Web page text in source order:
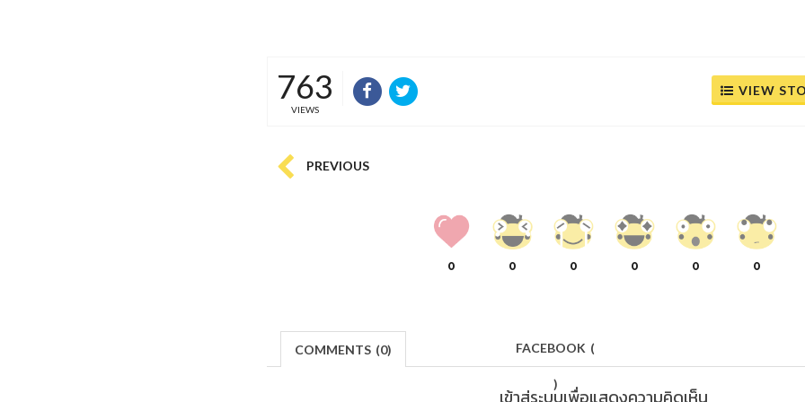
763
VIEWS
VIEW
PREVIOUS
0 0 0 0 0 0
COMMENTS (0) FACEBOOK (
)
เข้าสู่ระบบเพื่อแสดงความคิดเห็น